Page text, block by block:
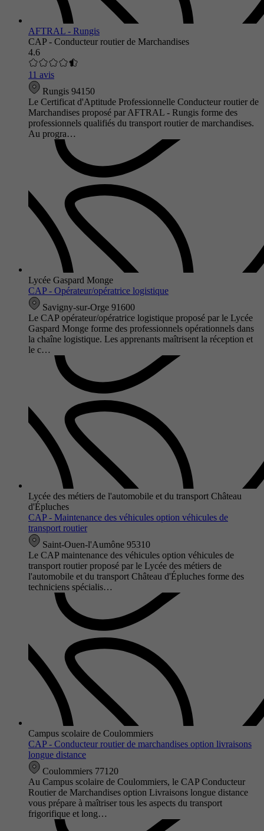
AFTRAL - Rungis
CAP - Conducteur routier de Marchandises
4.6
11 avis
Rungis 94150
Le Certificat d'Aptitude Professionnelle Conducteur routier de
Marchandises proposé par AFTRAL - Rungis forme des
professionnels qualifiés du transport routier de marchandises.
Au progra…
Lycée Gaspard Monge
CAP - Opérateur/opératrice logistique
Savigny-sur-Orge 91600
Le CAP opérateur/opératrice logistique proposé par le Lycée
Gaspard Monge forme des professionnels opérationnels dans
la chaîne logistique. Les apprenants maîtrisent la réception et
le c…
Lycée des métiers de l'automobile et du transport Château
d'Épluches
CAP - Maintenance des véhicules option véhicules de
transport routier
Saint-Ouen-l'Aumône 95310
Le CAP maintenance des véhicules option véhicules de
transport routier proposé par le Lycée des métiers de
l'automobile et du transport Château d'Épluches forme des
techniciens spécialis…
Campus scolaire de Coulommiers
CAP - Conducteur routier de marchandises option livraisons
longue distance
Coulommiers 77120
Au Campus scolaire de Coulommiers, le CAP Conducteur
Routier de Marchandises option Livraisons longue distance
vous prépare à maîtriser tous les aspects du transport
frigorifique et long…